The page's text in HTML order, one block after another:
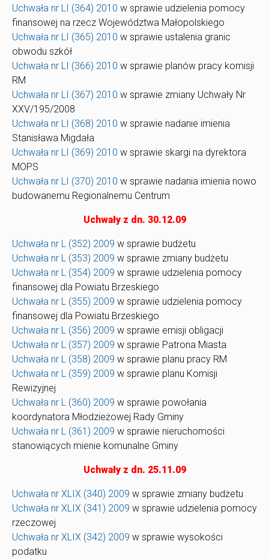
Uchwała nr LI (364) 2010 w sprawie udzielenia pomocy
finansowej na rzecz Województwa Małopolskiego
Uchwała nr LI (365) 2010 w sprawie ustalenia granic
obwodu szkół
Uchwała nr LI (366) 2010 w sprawie planów pracy komisji
RM
Uchwała nr LI (367) 2010 w sprawie zmiany Uchwały Nr
XXV/195/2008
Uchwała nr LI (368) 2010 w sprawie nadanie imienia
Stanisława Migdała
Uchwała nr LI (369) 2010 w sprawie skargi na dyrektora
MOPS
Uchwała nr LI (370) 2010 w sprawie nadania imienia nowo
budowanemu Regionalnemu Centrum
Uchwały z dn. 30.12.09
Uchwała nr L (352) 2009 w sprawie budżetu
Uchwała nr L (353) 2009 w sprawie zmiany budżetu
Uchwała nr L (354) 2009 w sprawie udzielenia pomocy
finansowej dla Powiatu Brzeskiego
Uchwała nr L (355) 2009 w sprawie udzielenia pomocy
finansowej dla Powiatu Brzeskiego
Uchwała nr L (356) 2009 w sprawie emisji obligacji
Uchwała nr L (357) 2009 w sprawie Patrona Miasta
Uchwała nr L (358) 2009 w sprawie planu pracy RM
Uchwała nr L (359) 2009 w sprawie planu Komisji
Rewizyjnej
Uchwała nr L (360) 2009 w sprawie powołania
koordynatora Młodzieżowej Rady Gminy
Uchwała nr L (361) 2009 w sprawie nieruchomości
stanowiących mienie komunalne Gminy
Uchwały z dn. 25.11.09
Uchwała nr XLIX (340) 2009 w sprawie zmiany budżetu
Uchwała nr XLIX (341) 2009 w sprawie udzielenia pomocy
rzeczowej
Uchwała nr XLIX (342) 2009 w sprawie wysokości
podatku